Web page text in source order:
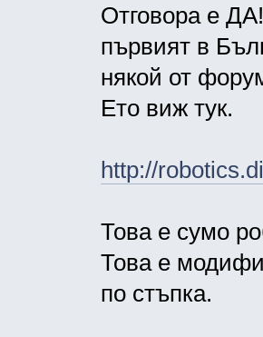
Отговора е
първият в
някой от
Ето виж тук.
http://
Това е сумо
Това е
по стъпка.